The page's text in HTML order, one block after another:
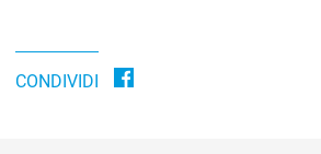
CONDIVIDI